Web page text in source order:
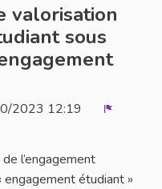
valorisation
sous
2023 12:19
l’engagement
engagement étudiant »